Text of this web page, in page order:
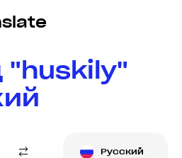
"huskily"
Русский